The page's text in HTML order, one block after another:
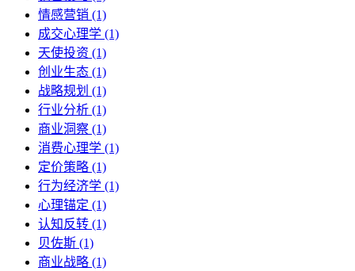
情感营销 (1)
成交心理学 (1)
天使投资 (1)
创业生态 (1)
战略规划 (1)
行业分析 (1)
商业洞察 (1)
消费心理学 (1)
定价策略 (1)
行为经济学 (1)
心理锚定 (1)
认知反转 (1)
贝佐斯 (1)
商业战略 (1)